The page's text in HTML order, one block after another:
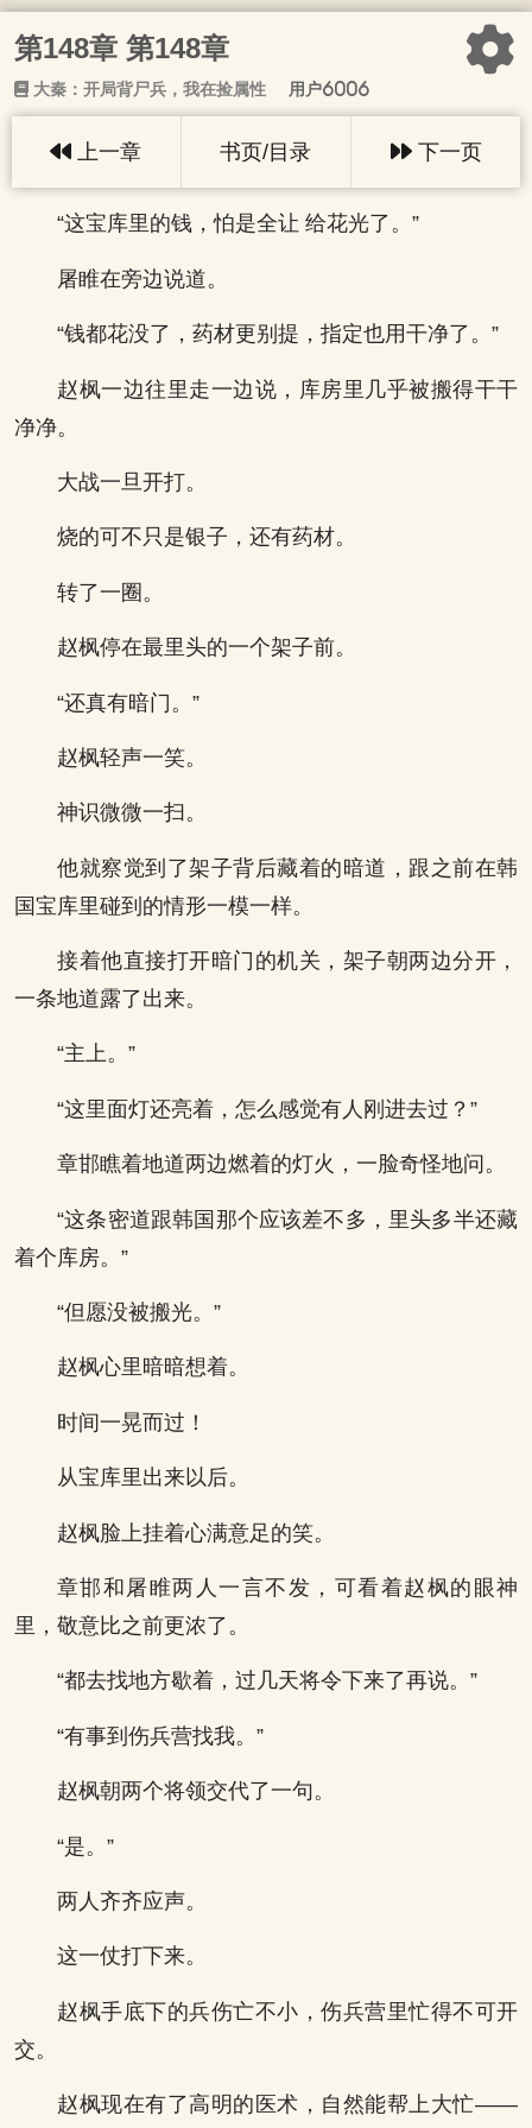
第148章 第148章
大秦：开局背尸兵，我在捡属性 用户6006
上一章 书页/目录 下一页
“这宝库里的钱，怕是全让 给花光了。”
屠睢在旁边说道。
“钱都花没了，药材更别提，指定也用干净了。”
赵枫一边往里走一边说，库房里几乎被搬得干干
净净。
大战一旦开打。
烧的可不只是银子，还有药材。
转了一圈。
赵枫停在最里头的一个架子前。
“还真有暗门。”
赵枫轻声一笑。
神识微微一扫。
他就察觉到了架子背后藏着的暗道，跟之前在韩
国宝库里碰到的情形一模一样。
接着他直接打开暗门的机关，架子朝两边分开，
一条地道露了出来。
“主上。”
“这里面灯还亮着，怎么感觉有人刚进去过？”
章邯瞧着地道两边燃着的灯火，一脸奇怪地问。
“这条密道跟韩国那个应该差不多，里头多半还藏
着个库房。”
“但愿没被搬光。”
赵枫心里暗暗想着。
时间一晃而过！
从宝库里出来以后。
赵枫脸上挂着心满意足的笑。
章邯和屠睢两人一言不发，可看着赵枫的眼神
里，敬意比之前更浓了。
“都去找地方歇着，过几天将令下来了再说。”
“有事到伤兵营找我。”
赵枫朝两个将领交代了一句。
“是。”
两人齐齐应声。
这一仗打下来。
赵枫手底下的兵伤亡不小，伤兵营里忙得不可开
交。
赵枫现在有了高明的医术，自然能帮上大忙——